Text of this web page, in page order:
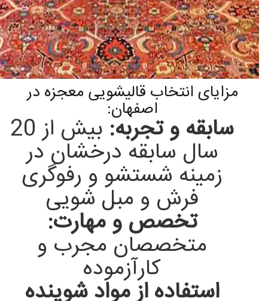
مزایای انتخاب قالیشویی معجزه در
اصفهان:
سابقه و تجربه: بیش از 20
سال سابقه درخشان در
زمینه شستشو و رفوگری
فرش و مبل شویی
تخصص و مهارت:
متخصصان مجرب و
کارآزموده
استفاده از مواد شوینده